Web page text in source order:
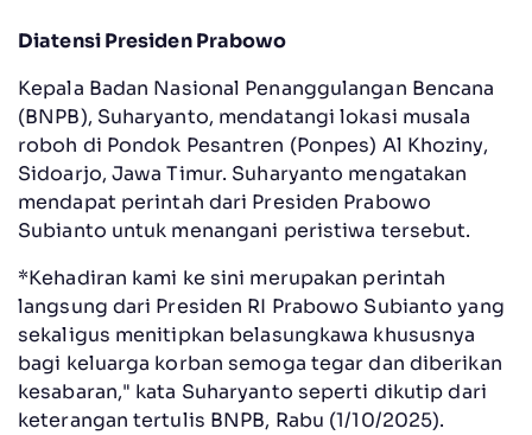
Diatensi Presiden Prabowo
Kepala Badan Nasional Penanggulangan Bencana
(BNPB), Suharyanto, mendatangi lokasi musala
roboh di Pondok Pesantren (Ponpes) Al Khoziny,
Sidoarjo, Jawa Timur. Suharyanto mengatakan
mendapat perintah dari Presiden Prabowo
Subianto untuk menangani peristiwa tersebut.
*Kehadiran kami ke sini merupakan perintah
langsung dari Presiden RI Prabowo Subianto yang
sekaligus menitipkan belasungkawa khususnya
bagi keluarga korban semoga tegar dan diberikan
kesabaran," kata Suharyanto seperti dikutip dari
keterangan tertulis BNPB, Rabu (1/10/2025).